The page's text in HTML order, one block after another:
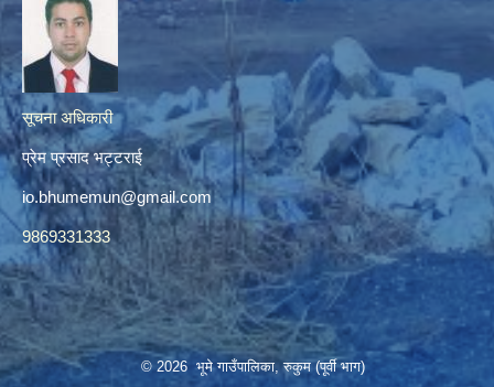
सूचना अधिकारी
प्रेम प्रसाद भट्टराई
io.bhumemun@gmail.com
9869331333
© 2026 भूमे गाउँपालिका, रुकुम (पूर्वी भाग)